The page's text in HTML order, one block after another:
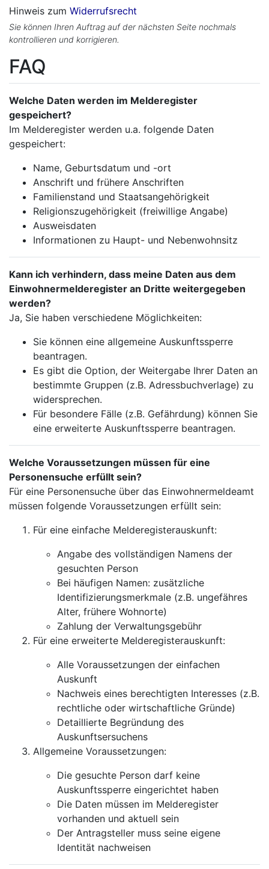
Hinweis zum Widerrufsrecht
Sie können Ihren Auftrag auf der nächsten Seite nochmals
kontrollieren und korrigieren.
FAQ
Welche Daten werden im Melderegister
gespeichert?
Im Melderegister werden u.a. folgende Daten
gespeichert:
Name, Geburtsdatum und -ort
Anschrift und frühere Anschriften
Familienstand und Staatsangehörigkeit
Religionszugehörigkeit (freiwillige Angabe)
Ausweisdaten
Informationen zu Haupt- und Nebenwohnsitz
Kann ich verhindern, dass meine Daten aus dem
Einwohnermelderegister an Dritte weitergegeben
werden?
Ja, Sie haben verschiedene Möglichkeiten:
Sie können eine allgemeine Auskunftssperre
beantragen.
Es gibt die Option, der Weitergabe Ihrer Daten an
bestimmte Gruppen (z.B. Adressbuchverlage) zu
widersprechen.
Für besondere Fälle (z.B. Gefährdung) können Sie
eine erweiterte Auskunftssperre beantragen.
Welche Voraussetzungen müssen für eine
Personensuche erfüllt sein?
Für eine Personensuche über das Einwohnermeldeamt
müssen folgende Voraussetzungen erfüllt sein:
Für eine einfache Melderegisterauskunft:
Angabe des vollständigen Namens der
gesuchten Person
Bei häufigen Namen: zusätzliche
Identifizierungsmerkmale (z.B. ungefähres
Alter, frühere Wohnorte)
Zahlung der Verwaltungsgebühr
Für eine erweiterte Melderegisterauskunft:
Alle Voraussetzungen der einfachen
Auskunft
Nachweis eines berechtigten Interesses (z.B.
rechtliche oder wirtschaftliche Gründe)
Detaillierte Begründung des
Auskunftsersuchens
Allgemeine Voraussetzungen:
Die gesuchte Person darf keine
Auskunftssperre eingerichtet haben
Die Daten müssen im Melderegister
vorhanden und aktuell sein
Der Antragsteller muss seine eigene
Identität nachweisen